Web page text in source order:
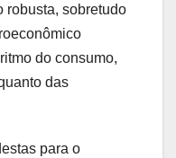
robusta, sobretudo
do consumo,
das
para o